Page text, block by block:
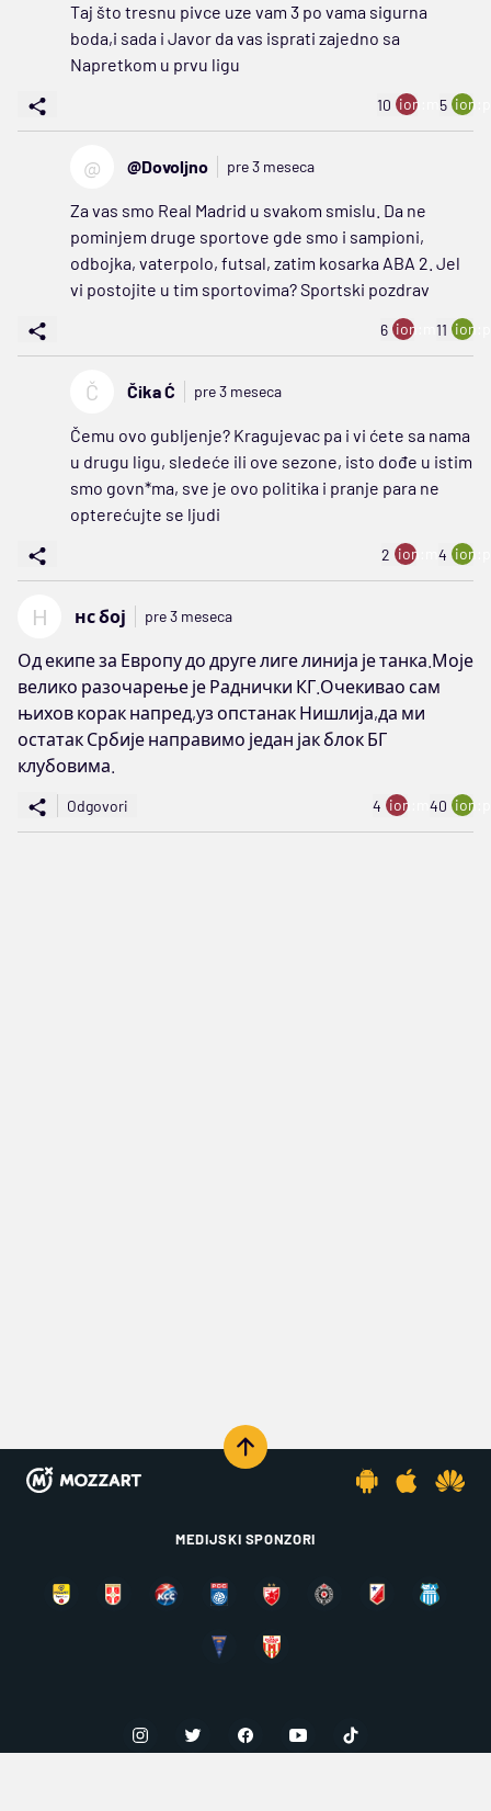
Taj što tresnu pivce uze vam 3 po vama sigurna
boda,i sada i Javor da vas isprati zajedno sa
Napretkom u prvu ligu
10 ion:minus
5
@ @Dovoljno pre 3 meseca
Za vas smo Real Madrid u svakom smislu. Da ne
pominjem druge sportove gde smo i sampioni,
odbojka, vaterpolo, futsal, zatim kosarka ABA 2. Jel
vi postojite u tim sportovima? Sportski pozdrav
6 ion:minus
11
Č Čika Ć pre 3 meseca
Čemu ovo gubljenje? Kragujevac pa i vi ćete sa nama
u drugu ligu, sledeće ili ove sezone, isto dođe u istim
smo govn*ma, sve je ovo politika i pranje para ne
opterećujte se ljudi
2 ion:minus
4
Н нс бој pre 3 meseca
Од екипе за Европу до друге лиге линија је танка.Моје
велико разочарење је Раднички КГ.Очекивао сам
њихов корак напред,уз опстанак Нишлија,да ми
остатак Србије направимо један јак блок БГ
клубовима.
Odgovori 4 ion:minus
40
MEDIJSKI SPONZORI